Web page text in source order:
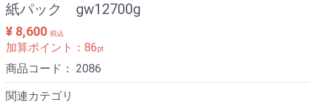
紙パック gw12700g
¥ 8,600 税込
加算ポイント： 86pt
商品コード： 2086
関連カテゴリ